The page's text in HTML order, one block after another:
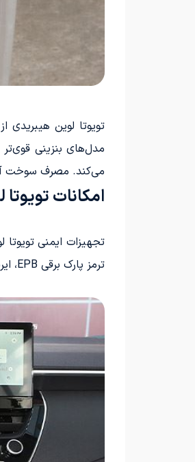
می‌کند. مصرف سوخت آن نیز به حدود 4.07
امکانات
ترمز پارک برقی EPB، ایربگ‌های پرده ای، ایربگ‌های ستون‌های کناری و ... می‌باشد.